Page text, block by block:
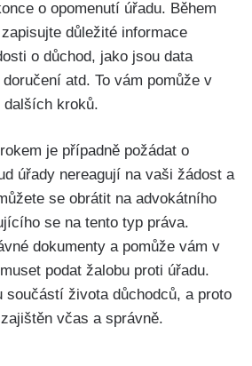
o opomenutí úřadu. Během
důležité informace
o důchod, jako jsou data
atd. To vám pomůže v
dalších kroků.
je případně požádat o
úřady nereagují na vaši žádost a
se obrátit na advokátního
se na tento typ práva.
dokumenty a pomůže vám v
podat žalobu proti úřadu.
součástí života důchodců, a proto
včas a správně.